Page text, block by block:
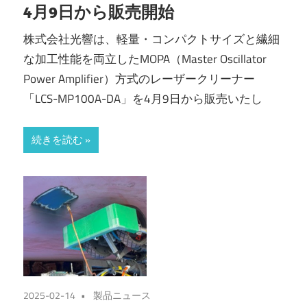
4月9日から販売開始
株式会社光響は、軽量・コンパクトサイズと繊細
な加工性能を両立したMOPA（Master Oscillator
Power Amplifier）方式のレーザークリーナー
「LCS-MP100A-DA」を4月9日から販売いたし
続きを読む
2025-02-14 製品ニュース